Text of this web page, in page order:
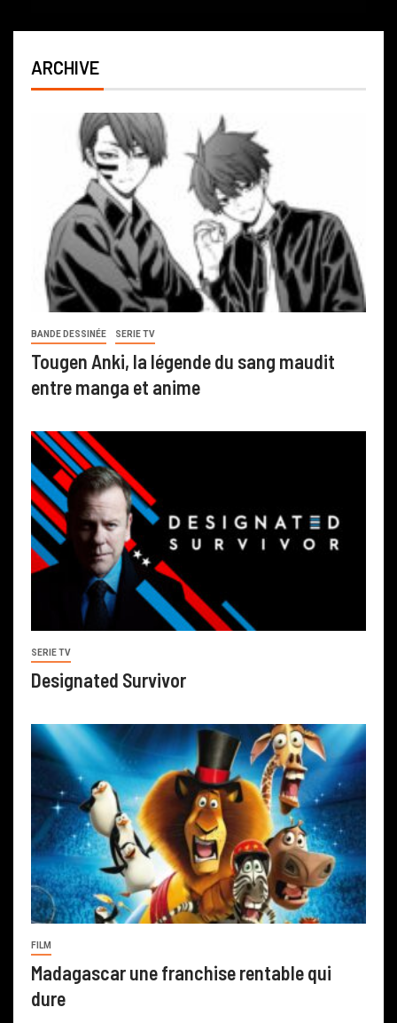
ARCHIVE
BANDE DESSINÉE SERIE TV
Tougen Anki, la légende du sang maudit
entre manga et anime
SERIE TV
Designated Survivor
FILM
Madagascar une franchise rentable qui
dure